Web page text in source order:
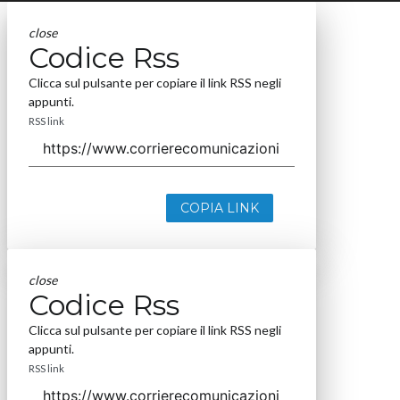
close
Codice Rss
Clicca sul pulsante per copiare il link RSS negli
appunti.
RSS link
COPIA LINK
close
Codice Rss
Clicca sul pulsante per copiare il link RSS negli
appunti.
RSS link